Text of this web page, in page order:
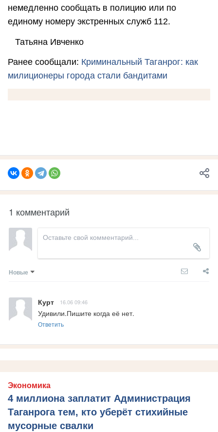
немедленно сообщать в полицию или по
единому номеру экстренных служб 112.
Татьяна Ивченко
Ранее сообщали: Криминальный Таганрог: как
милиционеры города стали бандитами
1 комментарий
Новые
Курт 16.06 09:46
Удивили.Пишите когда её нет.
Ответить
Экономика
4 миллиона заплатит Администрация
Таганрога тем, кто уберёт стихийные
мусорные свалки